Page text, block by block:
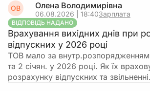
ОВ Олена Володимирівна
06.08.2026 | 18:40Зарплата
ВІДПОВІДЬ НАДАНО
Врахування вихідних днів при
відпускних у 2026 році
ТОВ мало за внутр.розпорядженням
та 2 січян. у 2026 році. Як їх
розрахунку відпускних та